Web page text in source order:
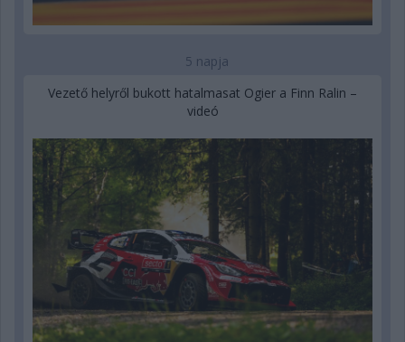
5 napja
Vezető helyről bukott hatalmasat Ogier a Finn Ralin –
videó